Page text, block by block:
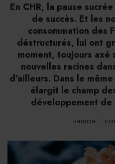
En CHR, la pause
de succès. Et les
consommation des
déstructurés, lui ont
moment, toujours axé
nouvelles racines
d’ailleurs. Dans le
élargit le champ
développement de
BRIDOR